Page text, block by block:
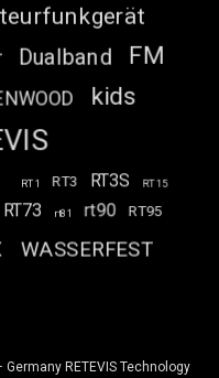
Dualband FM
kids
RT1 RT3 RT3S RT15
RT73 rt81 rt90 RT95
WASSERFEST
RETEVIS Technology